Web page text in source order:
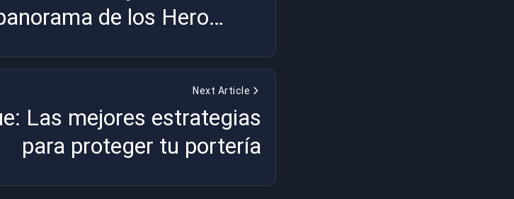
de los Hero
Next Article
Las mejores estrategias
para proteger tu portería